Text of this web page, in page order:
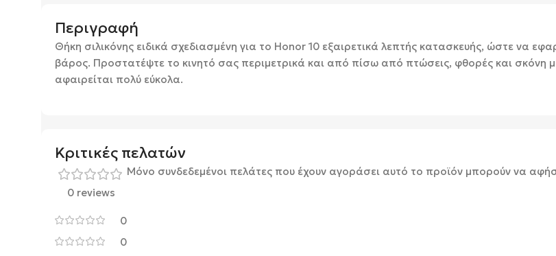
Περιγραφή
Θήκη σιλικόνης ειδικά σχεδιασμένη για το Honor 10 εξαιρετικά λεπτής κατασκευής, ώστε να
βάρος. Προστατέψτε το κινητό σας περιμετρικά και από πίσω από πτώσεις, φθορές και σκόνη
αφαιρείται πολύ εύκολα.
Κριτικές πελατών
0 reviews
0
0
Μόνο συνδεδεμένοι πελάτες που έχουν αγοράσει αυτό το προϊόν μπορούν να